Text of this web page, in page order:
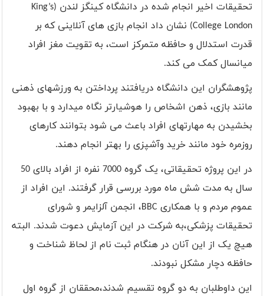
تحقیقات اخیر انجام شده در دانشگاه کینگز لندن (King’s
College London) نشان داد انجام بازی های آنلاینی که بر
قدرت استدلال و حافظه متمرکز است، به تقویت مغز افراد
میانسال کمک می کند.
پژوهشگران این دانشگاه دریافتند پرداختن به ورزشهای ذهنی
مانند بازی، ذهن اشخاص را هوشیارتر نگاه میدارد و با بهبود
بخشیدن به مهارتهای افراد باعث می شود بتوانند کارهای
روزمره خود مانند خرید وآشپزی را بهتر انجام دهند.
در این پروژه تحقیقاتی، یک گروه 7000 نفره از افراد بالای 50
سال به مدت شش ماه مورد بررسی قرار گرفتند. این افراد از
عموم مردم و با همکاری BBC، انجمن آلزایمر و شورای
تحقیقات پزشکی،به شرکت در این آزمایش دعوت شدند. البته
هیچ یک از این آنان در هنگام ثبت نام از لحاظ شناخت و
حافظه دچار مشکل نبودند.
این داوطلبان به دو گروه تقسیم شدند،محققان از گروه اول